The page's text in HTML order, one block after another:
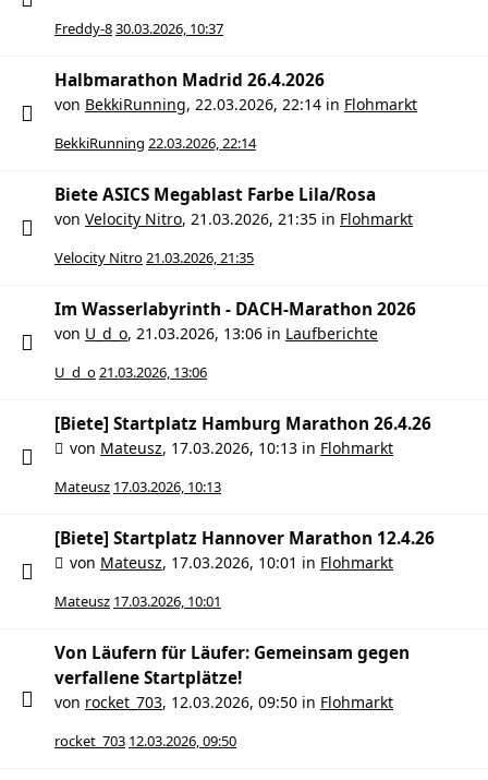
Freddy-830.03.2026, 10:37
Halbmarathon Madrid 26.4.2026
von BekkiRunning, 22.03.2026, 22:14 in Flohmarkt
BekkiRunning 22.03.2026, 22:14
Biete ASICS Megablast Farbe Lila/Rosa
von Velocity Nitro, 21.03.2026, 21:35 in Flohmarkt
Velocity Nitro21.03.2026, 21:35
Im Wasserlabyrinth - DACH-Marathon 2026
von U_d_o, 21.03.2026, 13:06 in Laufberichte
U_d_o21.03.2026, 13:06
[Biete] Startplatz Hamburg Marathon 26.4.26
von Mateusz, 17.03.2026, 10:13 in Flohmarkt
Mateusz 17.03.2026, 10:13
[Biete] Startplatz Hannover Marathon 12.4.26
von Mateusz, 17.03.2026, 10:01 in Flohmarkt
Mateusz 17.03.2026, 10:01
Von Läufern für Läufer: Gemeinsam gegen
verfallene Startplätze!
von rocket_703, 12.03.2026, 09:50 in Flohmarkt
rocket_703 12.03.2026, 09:50